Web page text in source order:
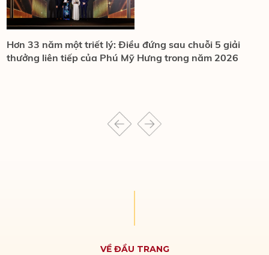
Hơn 33 năm một triết lý: Điều đứng sau chuỗi 5 giải
thưởng liên tiếp của Phú Mỹ Hưng trong năm 2026
VỀ ĐẦU TRANG